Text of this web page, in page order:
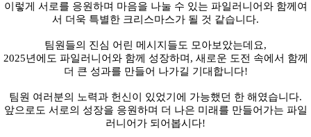
이렇게 서로를 응원하며 마음을 나눌 수 있는 파일러니어와 함께여
서 더욱 특별한 크리스마스가 될 것 같습니다.
팀원들의 진심 어린 메시지들도 모아보았는데요,
2025년에도 파일러니어와 함께 성장하며, 새로운 도전 속에서 함께
더 큰 성과를 만들어 나가길 기대합니다!
팀원 여러분의 노력과 헌신이 있었기에 가능했던 한 해였습니다.
앞으로도 서로의 성장을 응원하며 더 나은 미래를 만들어가는 파일
러니어가 되어봅시다!